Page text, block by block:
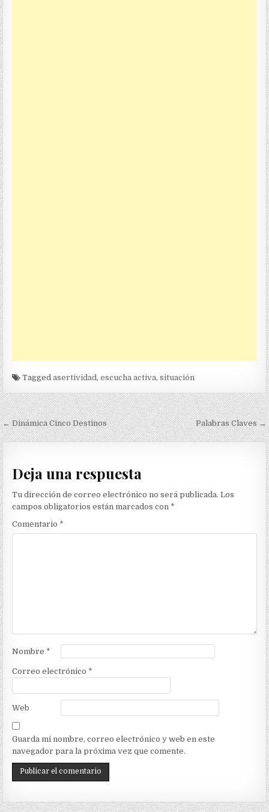
Taggedasertividad,escucha activa,situación
Navegación
de
entradas
← Dinámica Cinco Destinos Palabras Claves →
Deja una respuesta
Tu dirección de correo electrónico no será publicada. Los
campos obligatorios están marcados con *
Comentario *
Nombre *
Correo electrónico *
Web
Guarda mi nombre, correo electrónico y web en este
navegador para la próxima vez que comente.